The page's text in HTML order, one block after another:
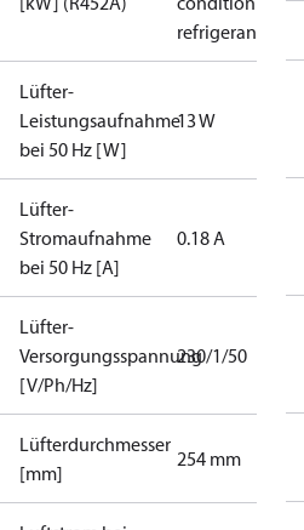
refrigerant
Lüfter-
Leistungsaufnahme
bei 50 Hz [W]
13 W
Lüfter-
Stromaufnahme
bei 50 Hz [A]
0.18 A
Lüfter-
Versorgungsspannung
[V/Ph/Hz]
230/1/50
Lüfterdurchmesser
[mm]
254 mm